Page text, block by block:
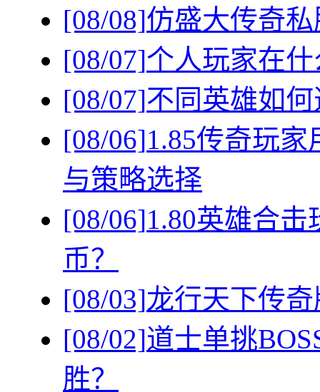
[08/08]仿盛大传奇
[08/07]个人玩家在
[08/07]不同英雄如
[08/06]1.85传奇玩
与策略选择
[08/06]1.80英雄合
币？
[08/03]龙行天下传
[08/02]道士单挑
胜？